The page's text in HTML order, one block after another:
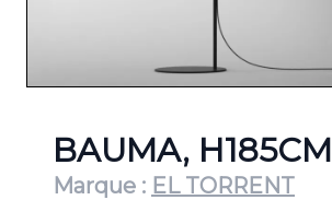
BAUMA, H185CM
Marque : EL TORRENT